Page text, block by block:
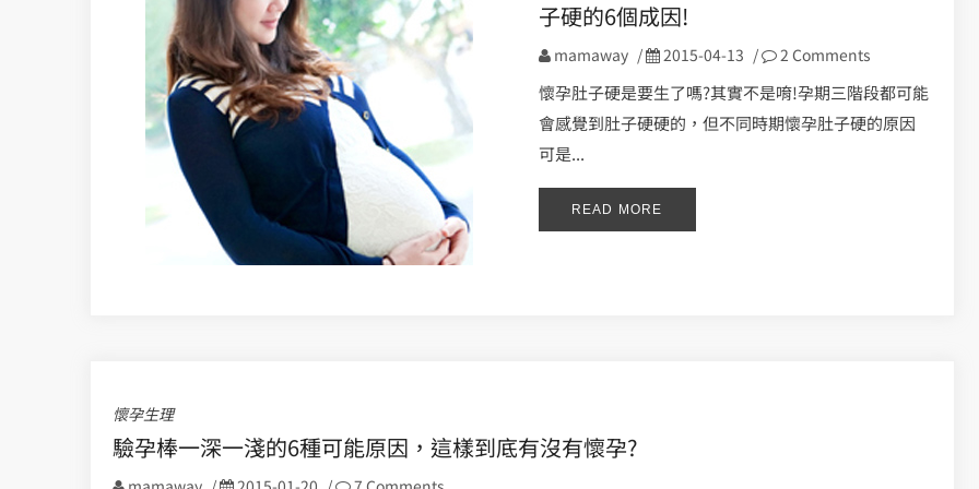
子硬的6個成因!
mamaway / 2015-04-13 / 2 Comments
懷孕肚子硬是要生了嗎?其實不是唷!孕期三階段都可能
會感覺到肚子硬硬的，但不同時期懷孕肚子硬的原因
可是...
READ MORE
懷孕生理
驗孕棒一深一淺的6種可能原因，這樣到底有沒有懷孕?